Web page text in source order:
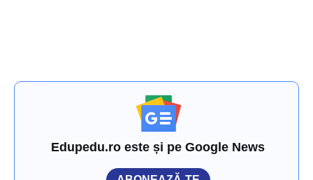
Edupedu.ro este și pe Google News